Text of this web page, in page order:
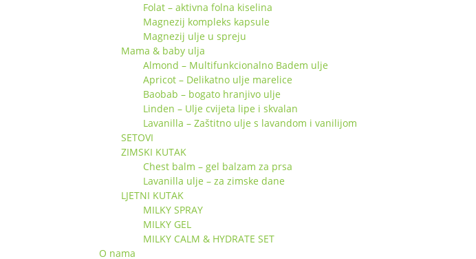
Folat – aktivna folna kiselina
Magnezij kompleks kapsule
Magnezij ulje u spreju
Mama & baby ulja
Almond – Multifunkcionalno Badem ulje
Apricot – Delikatno ulje marelice
Baobab – bogato hranjivo ulje
Linden – Ulje cvijeta lipe i skvalan
Lavanilla – Zaštitno ulje s lavandom i vanilijom
SETOVI
ZIMSKI KUTAK
Chest balm – gel balzam za prsa
Lavanilla ulje – za zimske dane
LJETNI KUTAK
MILKY SPRAY
MILKY GEL
MILKY CALM & HYDRATE SET
O nama